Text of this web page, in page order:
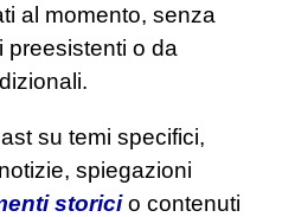
al momento, senza
preesistenti o da
su temi specifici,
spiegazioni
storicio contenuti